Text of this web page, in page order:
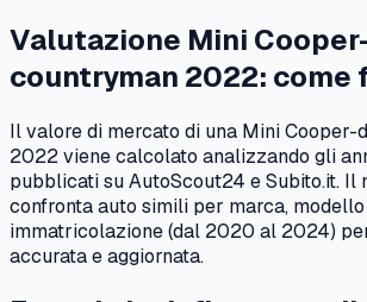
Valutazione Mini
countryman 2022: come
Il valore di mercato di una MiniCooper-
2022viene calcolato analizzando gli
pubblicati su AutoScout24 e Subito.it. Il
confronta auto simili per marca, modello
immatricolazione (dal 2020 al 2024)
accurata e aggiornata.